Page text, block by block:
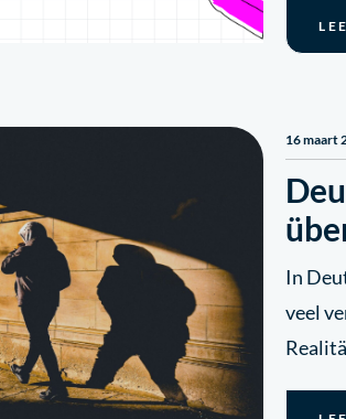
16 maart
In
veel